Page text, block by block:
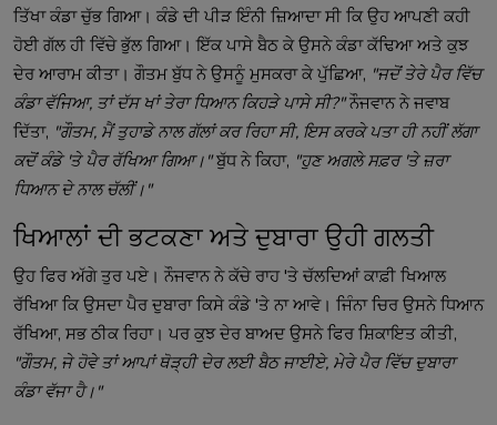
ਤਿੱਖਾ ਕੰਡਾ ਚੁੱਭ ਗਿਆ। ਕੰਡੇ ਦੀ ਪੀੜ ਇੰਨੀ ਜ਼ਿਆਦਾ ਸੀ ਕਿ ਉਹ ਆਪਣੀ ਕਹੀ
ਹੋਈ ਗੱਲ ਹੀ ਵਿੱਚੇ ਭੁੱਲ ਗਿਆ। ਇੱਕ ਪਾਸੇ ਬੈਠ ਕੇ ਉਸਨੇ ਕੰਡਾ ਕੱਢਿਆ ਅਤੇ ਕੁਝ
ਦੇਰ ਆਰਾਮ ਕੀਤਾ। ਗੌਤਮ ਬੁੱਧ ਨੇ ਉਸਨੂੰ ਮੁਸਕਰਾ ਕੇ ਪੁੱਛਿਆ, "ਜਦੋਂ ਤੇਰੇ ਪੈਰ ਵਿੱਚ
ਕੰਡਾ ਵੱਜਿਆ, ਤਾਂ ਦੱਸ ਖਾਂ ਤੇਰਾ ਧਿਆਨ ਕਿਹੜੇ ਪਾਸੇ ਸੀ?"ਨੌਜਵਾਨ ਨੇ ਜਵਾਬ
ਦਿੱਤਾ, "ਗੌਤਮ, ਮੈਂ ਤੁਹਾਡੇ ਨਾਲ ਗੱਲਾਂ ਕਰ ਰਿਹਾ ਸੀ, ਇਸ ਕਰਕੇ ਪਤਾ ਹੀ ਨਹੀਂ ਲੱਗਾ
ਕਦੋਂ ਕੰਡੇ 'ਤੇ ਪੈਰ ਰੱਖਿਆ ਗਿਆ।"ਬੁੱਧ ਨੇ ਕਿਹਾ, "ਹੁਣ ਅਗਲੇ ਸਫ਼ਰ 'ਤੇ ਜ਼ਰਾ
ਧਿਆਨ ਦੇ ਨਾਲ ਚੱਲੀਂ।"
ਖਿਆਲਾਂ ਦੀ ਭਟਕਣਾ ਅਤੇ ਦੁਬਾਰਾ ਉਹੀ ਗਲਤੀ
ਉਹ ਫਿਰ ਅੱਗੇ ਤੁਰ ਪਏ। ਨੌਜਵਾਨ ਨੇ ਕੱਚੇ ਰਾਹ 'ਤੇ ਚੱਲਦਿਆਂ ਕਾਫ਼ੀ ਖਿਆਲ
ਰੱਖਿਆ ਕਿ ਉਸਦਾ ਪੈਰ ਦੁਬਾਰਾ ਕਿਸੇ ਕੰਡੇ 'ਤੇ ਨਾ ਆਵੇ। ਜਿੰਨਾ ਚਿਰ ਉਸਨੇ ਧਿਆਨ
ਰੱਖਿਆ, ਸਭ ਠੀਕ ਰਿਹਾ। ਪਰ ਕੁਝ ਦੇਰ ਬਾਅਦ ਉਸਨੇ ਫਿਰ ਸ਼ਿਕਾਇਤ ਕੀਤੀ,
"ਗੌਤਮ, ਜੇ ਹੋਵੇ ਤਾਂ ਆਪਾਂ ਥੋੜ੍ਹੀ ਦੇਰ ਲਈ ਬੈਠ ਜਾਈਏ, ਮੇਰੇ ਪੈਰ ਵਿੱਚ ਦੁਬਾਰਾ
ਕੰਡਾ ਵੱਜਾ ਹੈ।"